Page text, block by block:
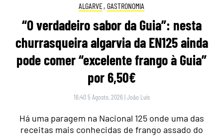
ALGARVE, GASTRONOMIA
“O verdadeiro sabor da Guia”: nesta
churrasqueira algarvia da EN125 ainda
pode comer “excelente frango à Guia”
por 6,50€
16:40 5 Agosto, 2026 |João Luís
Há uma paragem na Nacional 125 onde uma das
receitas mais conhecidas de frango assado do